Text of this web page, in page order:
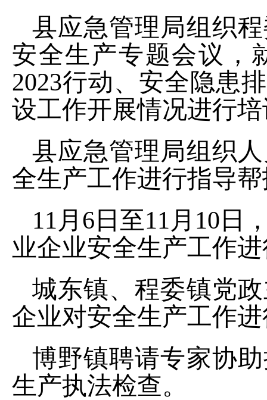
县应急管理局组织
安全生产专题会议，
2023行动、安全隐患
设工作开展情况进行
县应急管理局组织
全生产工作进行指导
11月6日至11月10日
业企业安全生产工作
城东镇、程委镇党
企业对安全生产工作
博野镇聘请专家协
生产执法检查。